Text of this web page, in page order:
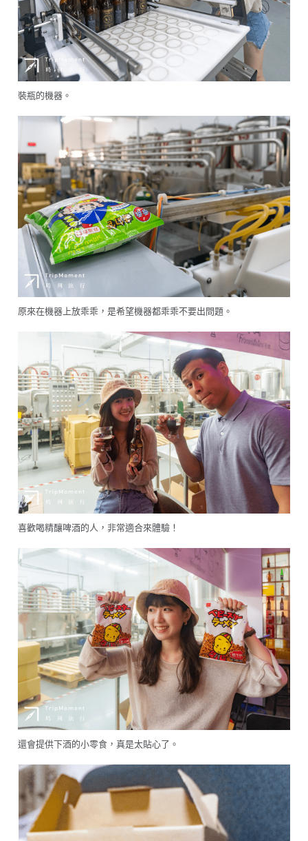
裝瓶的機器。
原來在機器上放乖乖，是希望機器都乖乖不要出問題。
喜歡喝精釀啤酒的人，非常適合來體驗！
還會提供下酒的小零食，真是太貼心了。